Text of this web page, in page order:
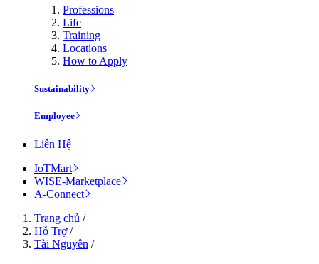
Professions
Life
Training
Locations
How to Apply
Sustainability
Employee
Liên Hệ
IoTMart
WISE-Marketplace
A-Connect
Trang chủ /
Hỗ Trợ/
Tài Nguyên /